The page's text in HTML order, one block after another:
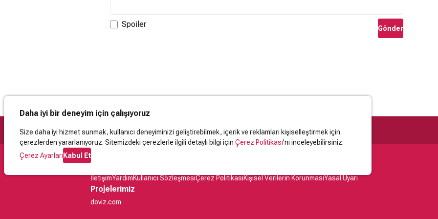
Spoiler Gönder
Daha iyi bir deneyim için çalışıyoruz
Size daha iyi hizmet sunmak, kullanıcı deneyiminizi geliştirebilmek, içerik ve reklamları kişiselleştirmek için
çerezlerden yararlanıyoruz. Sitemizdeki çerezlerle ilgili detaylı bilgi için Çerez Politikası'nı inceleyebilirsiniz.
Çerez AyarlarıKabul Et
Destek
İletişimYardımKullanıcı SözleşmesiÇerez PolitikasıKişisel Verilerin KorunmasıYasal Uyarı
Projelerimiz
doviz.com